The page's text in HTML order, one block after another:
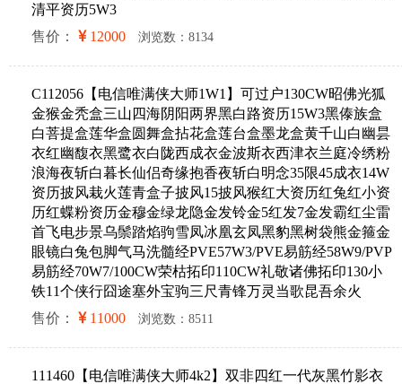
清平资历5W3
售价：
12000 浏览数：8134
C112056【电信唯满侠大师1W1】可过户130CW昭佛光狐
金猴金秃盒三山四海阴阳两界黑白路资历15W3黑傣族盒
白菩提盒莲华盒圆舞盒拈花盒莲台盒墨龙盒黄千山白幽昙
衣红幽馥衣黑鹭衣白陇西成衣金波斯衣西津衣兰庭冷绣粉
浪海夜斩白暮长仙侣奇缘抱香夜斩白明念35限45成衣14W
资历披风栽火莲青盒子披风15披风猴红大资历红兔红小资
历红蝶粉资历金穆金绿龙隐金发铃金5红发7金发霸红尘雷
首飞电步景乌鬃踏焰驹雪凤冰凰玄凤黑豹黑树袋熊金箍金
眼镜白兔包脚气马洗髓经PVE57W3/PVE易筋经58W9/PVP
易筋经70W7/100CW荣枯拓印110CW礼敬诸佛拓印130小
铁11个侠行囧途塞外宝驹三尺青锋万灵当歌昆吾余火
售价：
11000 浏览数：8511
111460【电信唯满侠大师4k2】双非四红一代灰黑竹影衣